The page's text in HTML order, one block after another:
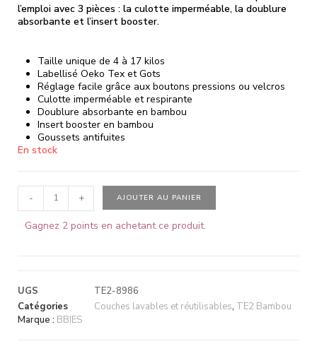
l’emploi avec 3 pièces : la culotte imperméable, la doublure
absorbante et l’insert booster.
Taille unique de 4 à 17 kilos
Labellisé Oeko Tex et Gots
Réglage facile grâce aux boutons pressions ou velcros
Culotte imperméable et respirante
Doublure absorbante en bambou
Insert booster en bambou
Goussets antifuites
En stock
- + AJOUTER AU PANIER
Gagnez 2 points en achetant ce produit.
UGS
TE2-8986
Catégories
Couches lavables et réutilisables, TE2 Bambou
Marque : BBIES